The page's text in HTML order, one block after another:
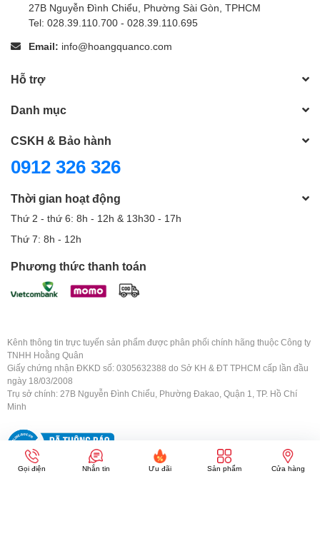
27B Nguyễn Đình Chiểu, Phường Sài Gòn, TPHCM
Tel: 028.39.110.700 - 028.39.110.695
Email: info@hoangquanco.com
Hỗ trợ
Danh mục
CSKH & Bảo hành
0912 326 326
Thời gian hoạt động
Thứ 2 - thứ 6: 8h - 12h & 13h30 - 17h
Thứ 7: 8h - 12h
Phương thức thanh toán
Kênh thông tin trực tuyến sản phẩm được phân phối chính hãng thuộc Công ty
TNHH Hoằng Quân
Giấy chứng nhận ĐKKD số: 0305632388 do Sở KH & ĐT TPHCM cấp lần đầu
ngày 18/03/2008
Trụ sở chính: 27B Nguyễn Đình Chiểu, Phường Đakao, Quận 1, TP. Hồ Chí
Minh
Gọi điện Nhắn tin Ưu đãi Sản phẩm Cửa hàng